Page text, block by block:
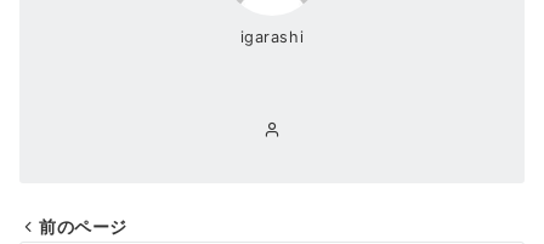
igarashi
前のページ